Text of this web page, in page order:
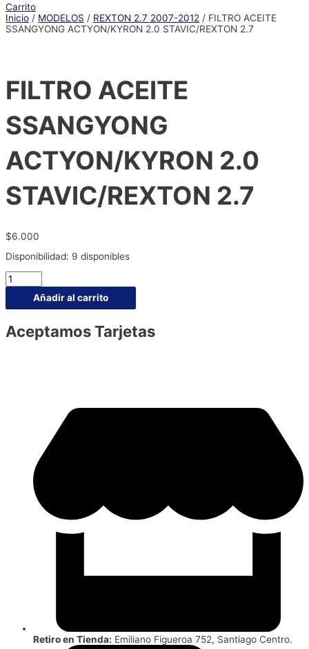
Carrito
Inicio / MODELOS / REXTON 2.7 2007-2012 / FILTRO ACEITE
SSANGYONG ACTYON/KYRON 2.0 STAVIC/REXTON 2.7
FILTRO ACEITE
SSANGYONG
ACTYON/KYRON 2.0
STAVIC/REXTON 2.7
$6.000
Disponibilidad: 9 disponibles
Añadir al carrito
Aceptamos Tarjetas
Retiro en Tienda: Emiliano Figueroa 752, Santiago Centro.